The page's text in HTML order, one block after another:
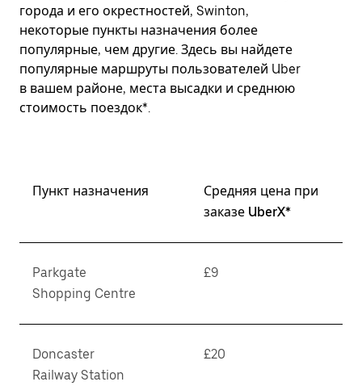
города и его окрестностей, Swinton,
некоторые пункты назначения более
популярные, чем другие. Здесь вы найдете
популярные маршруты пользователей Uber
в вашем районе, места высадки и среднюю
стоимость поездок*.
Пункт назначения
Средняя цена при
заказе UberX*
Parkgate
Shopping Centre
£9
Doncaster
Railway Station
£20